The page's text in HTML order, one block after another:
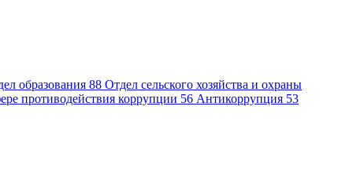
образования 88 Отдел сельского хозяйства и охраны
противодействия коррупции 56 Антикоррупция 53